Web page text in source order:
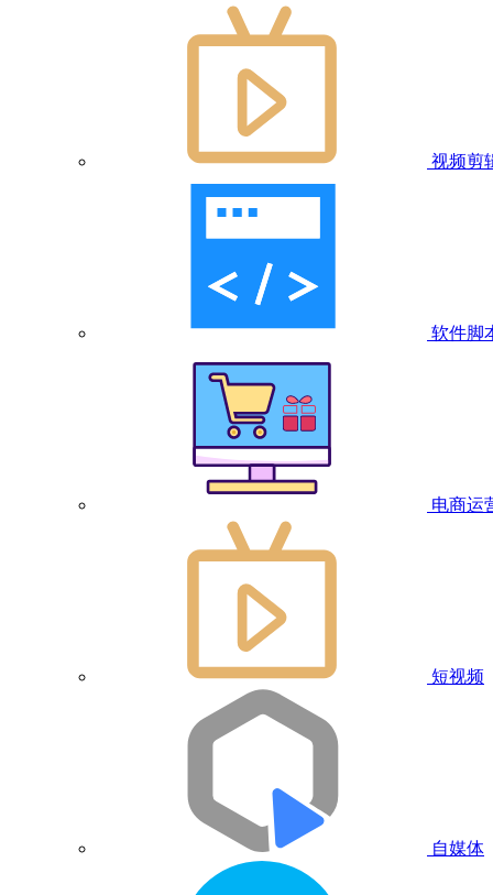
视频剪
软件脚
电商运
短视频
自媒体